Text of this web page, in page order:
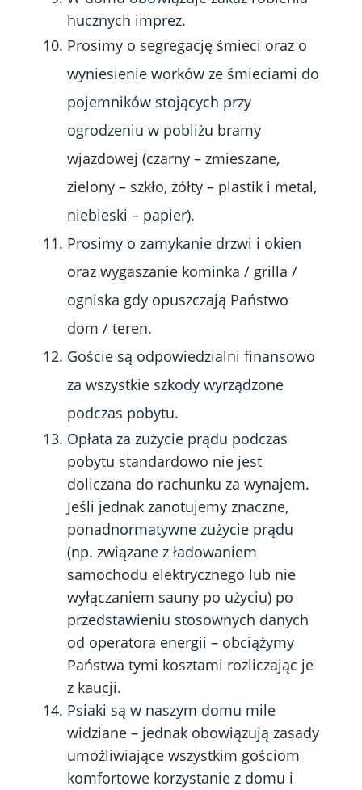
hucznych imprez.
Prosimy o segregację śmieci oraz o
wyniesienie worków ze śmieciami do
pojemników stojących przy
ogrodzeniu w pobliżu bramy
wjazdowej (czarny – zmieszane,
zielony – szkło, żółty – plastik i metal,
niebieski – papier).
Prosimy o zamykanie drzwi i okien
oraz wygaszanie kominka / grilla /
ogniska gdy opuszczają Państwo
dom / teren.
Goście są odpowiedzialni finansowo
za wszystkie szkody wyrządzone
podczas pobytu.
Opłata za zużycie prądu podczas
pobytu standardowo nie jest
doliczana do rachunku za wynajem.
Jeśli jednak zanotujemy znaczne,
ponadnormatywne zużycie prądu
(np. związane z ładowaniem
samochodu elektrycznego lub nie
wyłączaniem sauny po użyciu) po
przedstawieniu stosownych danych
od operatora energii – obciążymy
Państwa tymi kosztami rozliczając je
z kaucji.
Psiaki są w naszym domu mile
widziane – jednak obowiązują zasady
umożliwiające wszystkim gościom
komfortowe korzystanie z domu i